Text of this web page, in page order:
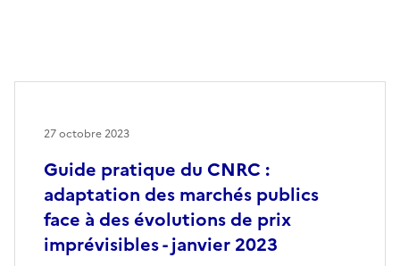
Guide pratique du CNRC :
adaptation des marchés publics
face à des évolutions de prix
imprévisibles - janvier 2023
27 octobre 2023